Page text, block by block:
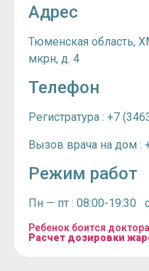
Адрес
Тюменская область,
мкрн, д. 4
Телефон
Регистратура : +7
Вызов врача на дом :
Режим работ
Пн — пт : 08:00-19:30
Ребенок боится
Расчет дозировки